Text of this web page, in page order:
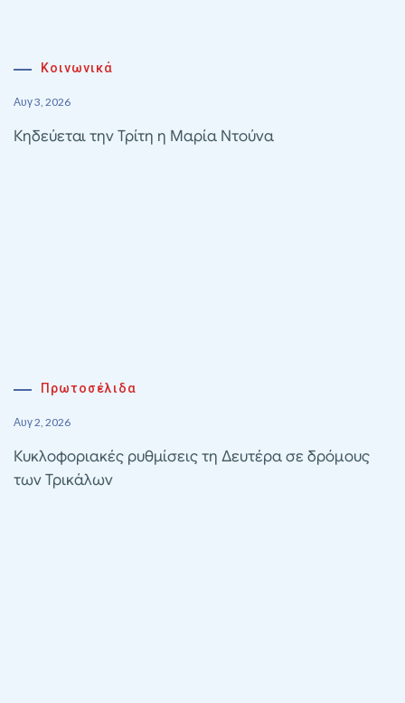
Κοινωνικά
Αυγ 3, 2026
Κηδεύεται την Τρίτη η Μαρία Ντούνα
Πρωτοσέλιδα
Αυγ 2, 2026
Κυκλοφοριακές ρυθμίσεις τη Δευτέρα σε δρόμους
των Τρικάλων